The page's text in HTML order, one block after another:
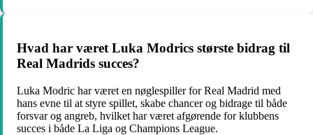
Hvad har været Luka Modrics største bidrag til
Real Madrids succes?
Luka Modric har været en nøglespiller for Real Madrid med
hans evne til at styre spillet, skabe chancer og bidrage til både
forsvar og angreb, hvilket har været afgørende for klubbens
succes i både La Liga og Champions League.